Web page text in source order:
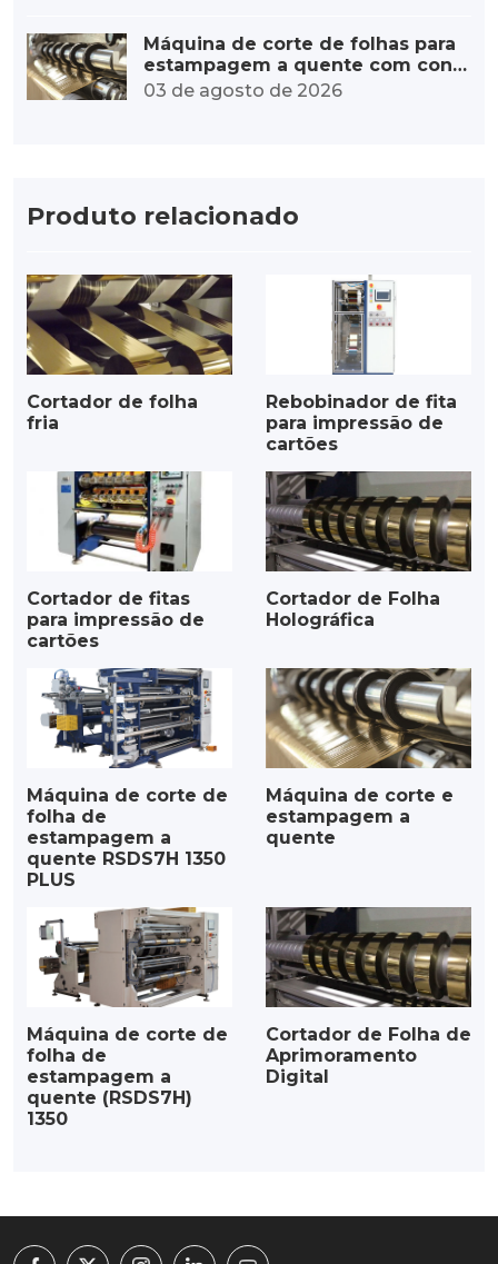
Máquina de corte de folhas para
estampagem a quente com contr
ole de tensão estável: da tensão
precisa à qualidade excepcional.
03 de agosto de 2026
Produto relacionado
Cortador de folha
fria
Rebobinador de fita
para impressão de
cartões
Cortador de fitas
para impressão de
cartões
Cortador de Folha
Holográfica
Máquina de corte de
folha de
estampagem a
quente RSDS7H 1350
PLUS
Máquina de corte e
estampagem a
quente
Máquina de corte de
folha de
estampagem a
quente (RSDS7H)
1350
Cortador de Folha de
Aprimoramento
Digital